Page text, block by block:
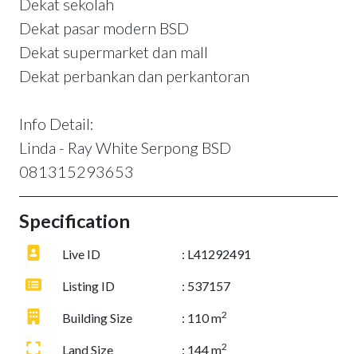
Dekat sekolah
Dekat pasar modern BSD
Dekat supermarket dan mall
Dekat perbankan dan perkantoran
Info Detail:
Linda - Ray White Serpong BSD
081315293653
Specification
Live ID : L41292491
Listing ID : 537157
Building Size : 110 m2
Land Size : 144 m2